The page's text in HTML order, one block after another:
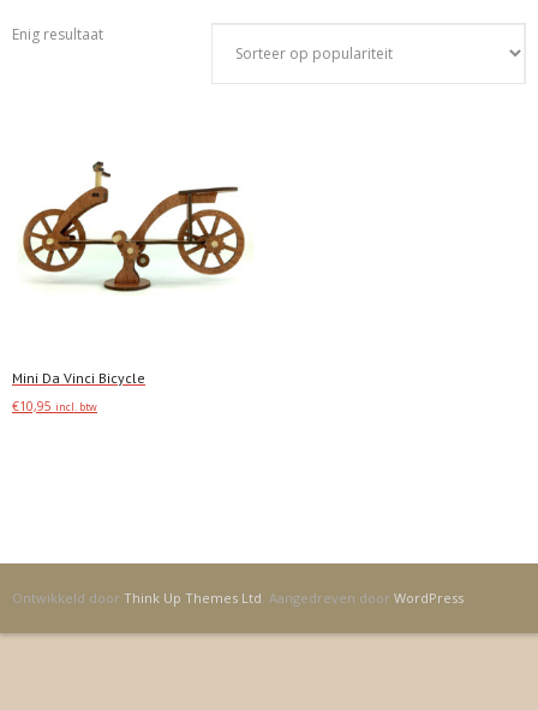
Enig resultaat
Mini Da Vinci Bicycle
€10,95 incl. btw
Ontwikkeld door Think Up Themes Ltd. Aangedreven door WordPress.